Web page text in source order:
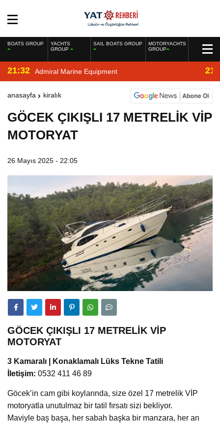
BOATS GROUP
YACHTS
GROUP
SAIL BOATS GROUP
MOTORYACHTS
GROUP
21:32 Admiral Marine Equipment
anasayfa kiralık
GÖCEK ÇIKIŞLI 17 METRELİK VİP
MOTORYAT
26 Mayıs 2025 - 22:05
GÖCEK ÇIKIŞLI 17 METRELİK VİP
MOTORYAT
3 Kamaralı | Konaklamalı Lüks Tekne Tatili
İletişim: 0532 411 46 89
Göcek’in cam gibi koylarında, size özel 17 metrelik VİP
motoryatla unutulmaz bir tatil fırsatı sizi bekliyor.
Maviyle baş başa, her sabah başka bir manzara, her an